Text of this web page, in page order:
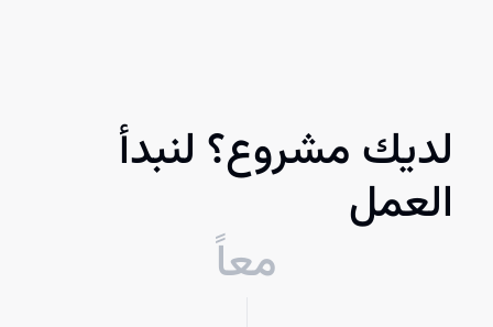
لديك مشروع؟ لنبدأ
العمل
معاً